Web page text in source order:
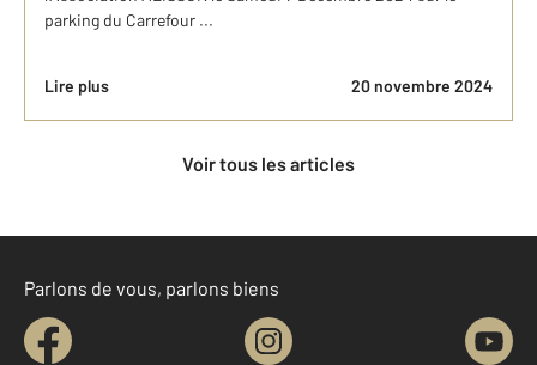
parking du Carrefour ...
Lire plus 20 novembre 2024
Voir tous les articles
Parlons de vous, parlons biens